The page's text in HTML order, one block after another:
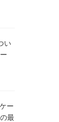
い
ー
最